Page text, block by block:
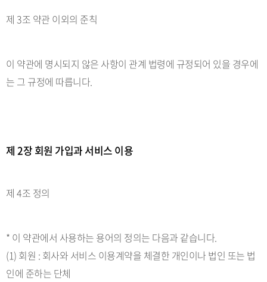
제 3조 약관 이외의 준칙
이 약관에 명시되지 않은 사항이 관계 법령에 규정되어 있을 경우에
는 그 규정에 따릅니다.
제 2장 회원 가입과 서비스 이용
제 4조 정의
* 이 약관에서 사용하는 용어의 정의는 다음과 같습니다.
(1) 회원 : 회사와 서비스 이용계약을 체결한 개인이나 법인 또는 법
인에 준하는 단체